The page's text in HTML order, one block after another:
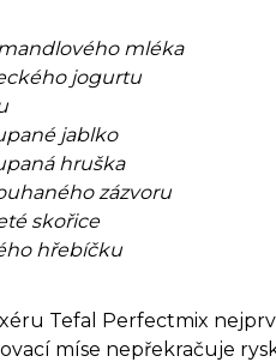
mléka
jogurtu
jablko
hruška
zázvoru
skořice
hřebíčku
Tefal Perfectmix
míse nepřekračuje